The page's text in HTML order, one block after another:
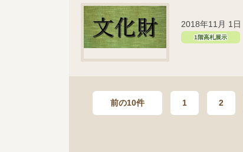
2018年11月 1日
1階高札展示
前の10件 1 2